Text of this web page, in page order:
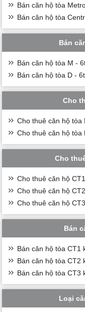
Bán căn hộ tòa
Bán căn hộ tòa
Bán
Bán căn hộ tòa M -
Bán căn hộ tòa D -
Cho
Cho thuê căn hộ tòa
Cho thuê căn hộ tòa
Cho
Cho thuê căn hộ
Cho thuê căn hộ
Cho thuê căn hộ
Bán
Bán căn hộ tòa CT1
Bán căn hộ tòa CT2
Bán căn hộ tòa CT3
Loại